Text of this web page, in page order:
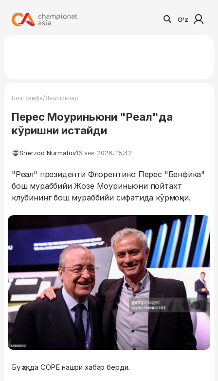
O'z
Бош саҳифа/Янгиликлар
Перес Моуриньюни "Реал"да
кўришни истайди
Sherzod Nurmatov16 янв 2026, 15:42
"Реал" президенти Флорентино Перес "Бенфика"
бош мураббийи Жозе Моуриньюни пойтахт
клубининг бош мураббийи сифатида кўрмоқчи.
Бу ҳақда COPE нашри хабар берди.